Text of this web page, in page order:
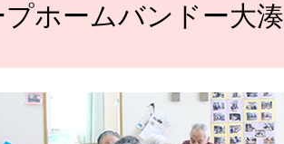
プホームバンドー大湊